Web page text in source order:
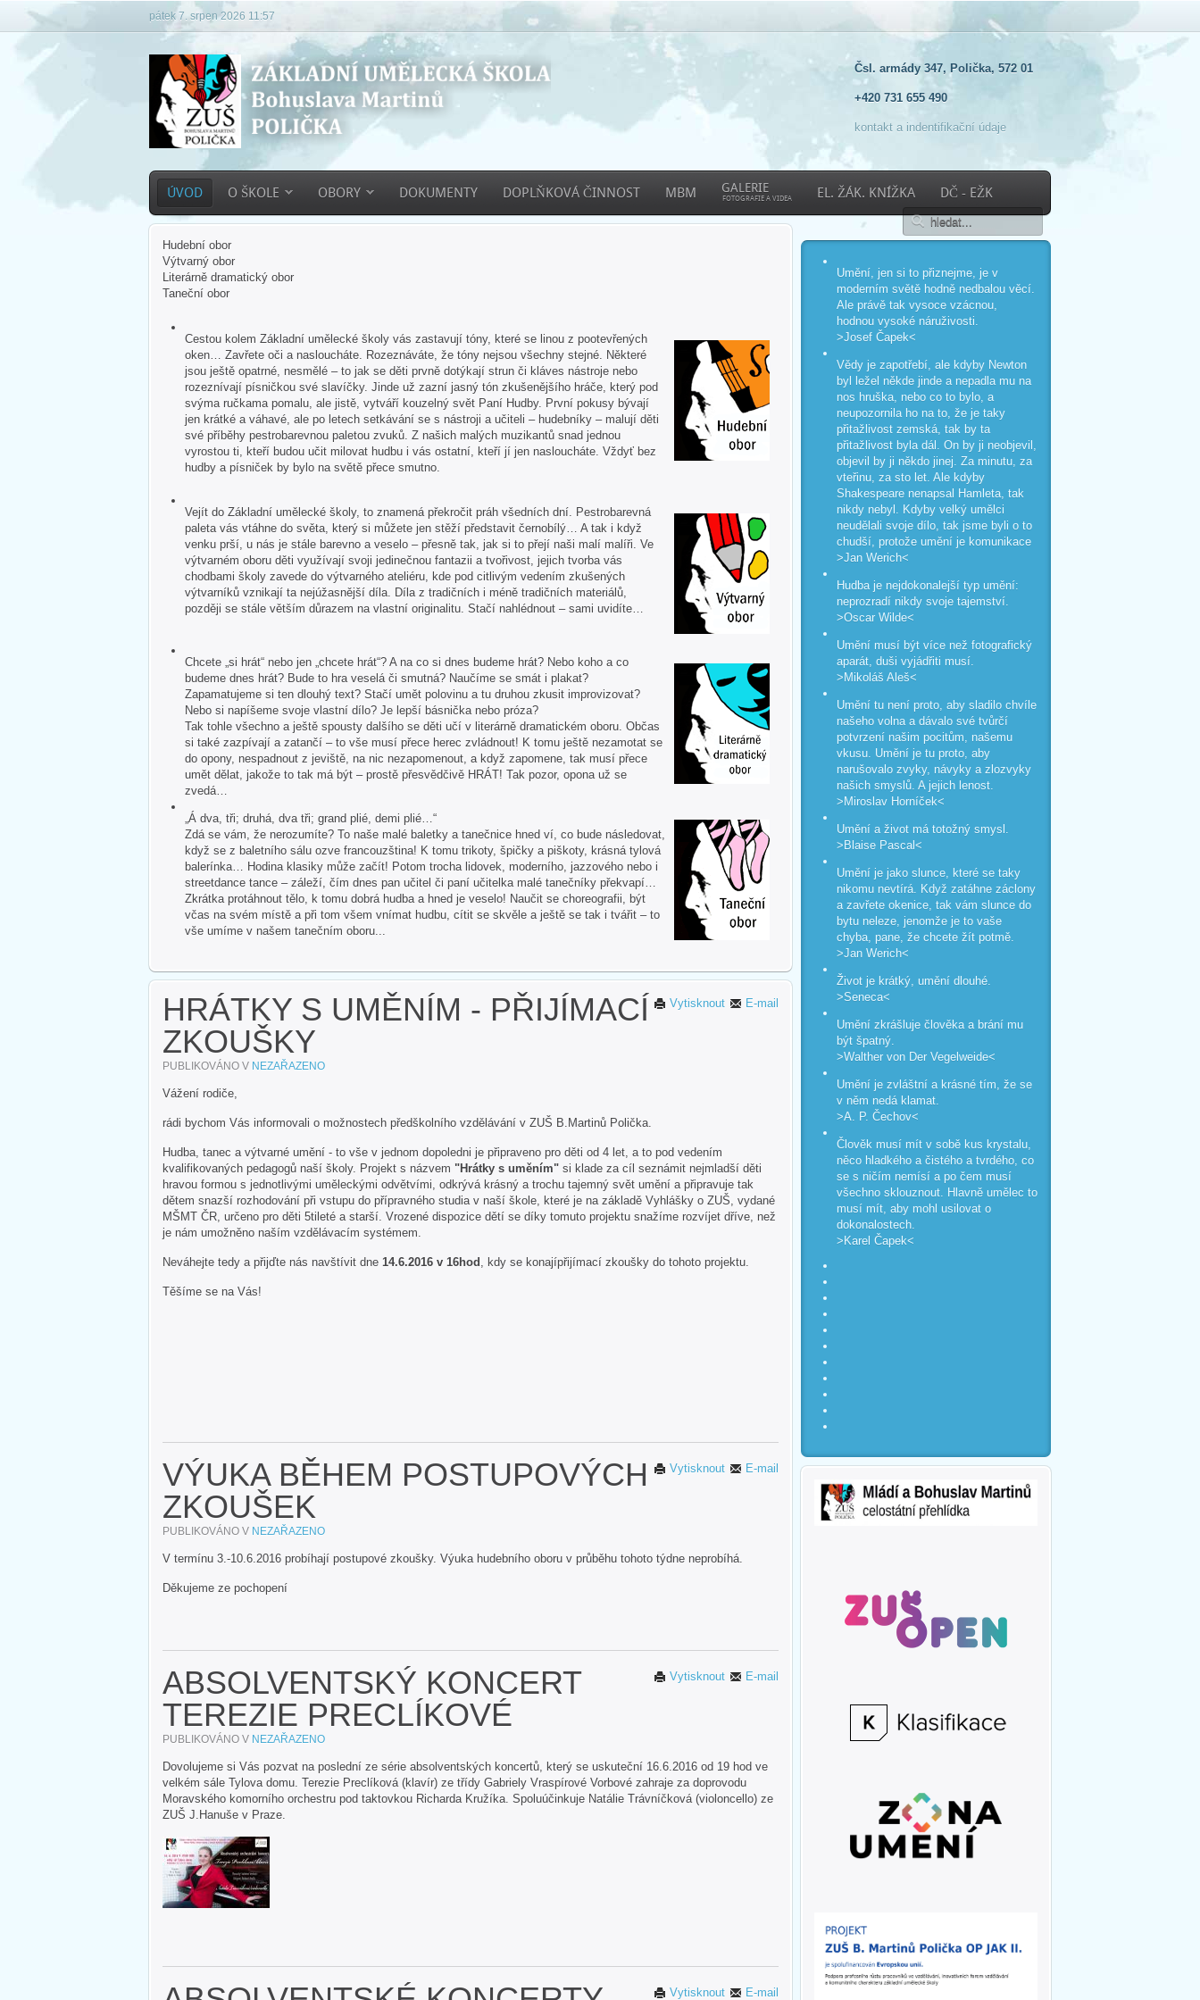
pátek 7. srpen 2026 11:57
Čsl. armády 347, Polička, 572 01
+420 731 655 490
kontakt a indentifikační údaje
ÚVOD O ŠKOLE OBORY DOKUMENTY DOPLŇKOVÁ ČINNOST MBM GALERIE
FOTOGRAFIE A VIDEA EL. ŽÁK. KNÍŽKA DČ - EŽK
Hudební obor
Výtvarný obor
Literárně dramatický obor
Taneční obor
Cestou kolem Základní umělecké školy vás zastavují tóny, které se linou z pootevřených
oken… Zavřete oči a nasloucháte. Rozeznáváte, že tóny nejsou všechny stejné. Některé
jsou ještě opatrné, nesmělé – to jak se děti prvně dotýkají strun či kláves nástroje nebo
rozeznívají písničkou své slavíčky. Jinde už zazní jasný tón zkušenějšího hráče, který pod
svýma ručkama pomalu, ale jistě, vytváří kouzelný svět Paní Hudby. První pokusy bývají
jen krátké a váhavé, ale po letech setkávání se s nástroji a učiteli – hudebníky – malují děti
své příběhy pestrobarevnou paletou zvuků. Z našich malých muzikantů snad jednou
vyrostou ti, kteří budou učit milovat hudbu i vás ostatní, kteří jí jen nasloucháte. Vždyť bez
hudby a písniček by bylo na světě přece smutno.
Vejít do Základní umělecké školy, to znamená překročit práh všedních dní. Pestrobarevná
paleta vás vtáhne do světa, který si můžete jen stěží představit černobílý… A tak i když
venku prší, u nás je stále barevno a veselo – přesně tak, jak si to přejí naši malí malíři. Ve
výtvarném oboru děti využívají svoji jedinečnou fantazii a tvořivost, jejich tvorba vás
chodbami školy zavede do výtvarného ateliéru, kde pod citlivým vedením zkušených
výtvarníků vznikají ta nejúžasnější díla. Díla z tradičních i méně tradičních materiálů,
později se stále větším důrazem na vlastní originalitu. Stačí nahlédnout – sami uvidíte…
Chcete „si hrát“ nebo jen „chcete hrát“? A na co si dnes budeme hrát? Nebo koho a co
budeme dnes hrát? Bude to hra veselá či smutná? Naučíme se smát i plakat?
Zapamatujeme si ten dlouhý text? Stačí umět polovinu a tu druhou zkusit improvizovat?
Nebo si napíšeme svoje vlastní dílo? Je lepší básnička nebo próza?
Tak tohle všechno a ještě spousty dalšího se děti učí v literárně dramatickém oboru. Občas
si také zazpívají a zatančí – to vše musí přece herec zvládnout! K tomu ještě nezamotat se
do opony, nespadnout z jeviště, na nic nezapomenout, a když zapomene, tak musí přece
umět dělat, jakože to tak má být – prostě přesvědčivě HRÁT! Tak pozor, opona už se
zvedá…
„Á dva, tři; druhá, dva tři; grand plié, demi plié…“
Zdá se vám, že nerozumíte? To naše malé baletky a tanečnice hned ví, co bude následovat,
když se z baletního sálu ozve francouzština! K tomu trikoty, špičky a piškoty, krásná tylová
balerínka… Hodina klasiky může začít! Potom trocha lidovek, moderního, jazzového nebo i
streetdance tance – záleží, čím dnes pan učitel či paní učitelka malé tanečníky překvapí…
Zkrátka protáhnout tělo, k tomu dobrá hudba a hned je veselo! Naučit se choreografii, být
včas na svém místě a při tom všem vnímat hudbu, cítit se skvěle a ještě se tak i tvářit – to
vše umíme v našem tanečním oboru...
E-mail
Vytisknout
HRÁTKY S UMĚNÍM - PŘIJÍMACÍ
ZKOUŠKY
PUBLIKOVÁNO V NEZAŘAZENO
Vážení rodiče,
rádi bychom Vás informovali o možnostech předškolního vzdělávání v ZUŠ B.Martinů Polička.
Hudba, tanec a výtvarné umění - to vše v jednom dopoledni je připraveno pro děti od 4 let, a to pod vedením
kvalifikovaných pedagogů naší školy. Projekt s názvem "Hrátky s uměním" si klade za cíl seznámit nejmladší děti
hravou formou s jednotlivými uměleckými odvětvími, odkrývá krásný a trochu tajemný svět umění a připravuje tak
dětem snazší rozhodování při vstupu do přípravného studia v naší škole, které je na základě Vyhlášky o ZUŠ, vydané
MŠMT ČR, určeno pro děti 5tileté a starší. Vrozené dispozice dětí se díky tomuto projektu snažíme rozvíjet dříve, než
je nám umožněno naším vzdělávacím systémem.
Neváhejte tedy a přijďte nás navštívit dne 14.6.2016 v 16hod , kdy se konajípřijímací zkoušky do tohoto projektu.
Těšíme se na Vás!
E-mail
Vytisknout
VÝUKA BĚHEM POSTUPOVÝCH
ZKOUŠEK
PUBLIKOVÁNO V NEZAŘAZENO
V termínu 3.-10.6.2016 probíhají postupové zkoušky. Výuka hudebního oboru v průběhu tohoto týdne neprobíhá.
Děkujeme ze pochopení
E-mail
Vytisknout
ABSOLVENTSKÝ KONCERT
TEREZIE PRECLÍKOVÉ
PUBLIKOVÁNO V NEZAŘAZENO
Dovolujeme si Vás pozvat na poslední ze série absolventských koncertů, který se uskuteční 16.6.2016 od 19 hod ve
velkém sále Tylova domu. Terezie Preclíková (klavír) ze třídy Gabriely Vraspírové Vorbové zahraje za doprovodu
Moravského komorního orchestru pod taktovkou Richarda Kružíka. Spoluúčinkuje Natálie Trávníčková (violoncello) ze
ZUŠ J.Hanuše v Praze.
E-mail
Vytisknout
Umění, jen si to přiznejme, je v
moderním světě hodně nedbalou věcí.
Ale právě tak vysoce vzácnou,
hodnou vysoké náruživosti.
>Josef Čapek<
Vědy je zapotřebí, ale kdyby Newton
byl ležel někde jinde a nepadla mu na
nos hruška, nebo co to bylo, a
neupozornila ho na to, že je taky
přitažlivost zemská, tak by ta
přitažlivost byla dál. On by ji neobjevil,
objevil by ji někdo jinej. Za minutu, za
vteřinu, za sto let. Ale kdyby
Shakespeare nenapsal Hamleta, tak
nikdy nebyl. Kdyby velký umělci
neudělali svoje dílo, tak jsme byli o to
chudší, protože umění je komunikace
>Jan Werich<
Hudba je nejdokonalejší typ umění:
neprozradí nikdy svoje tajemství.
>Oscar Wilde<
Umění musí být více než fotografický
aparát, duši vyjádřiti musí.
>Mikoláš Aleš<
Umění tu není proto, aby sladilo chvíle
našeho volna a dávalo své tvůrčí
potvrzení našim pocitům, našemu
vkusu. Umění je tu proto, aby
narušovalo zvyky, návyky a zlozvyky
našich smyslů. A jejich lenost.
>Miroslav Horníček<
Umění a život má totožný smysl.
>Blaise Pascal<
Umění je jako slunce, které se taky
nikomu nevtírá. Když zatáhne záclony
a zavřete okenice, tak vám slunce do
bytu neleze, jenomže je to vaše
chyba, pane, že chcete žít potmě.
>Jan Werich<
Život je krátký, umění dlouhé.
>Seneca<
Umění zkrášluje člověka a brání mu
být špatný.
>Walther von Der Vegelweide<
Umění je zvláštní a krásné tím, že se
v něm nedá klamat.
>A. P. Čechov<
Člověk musí mít v sobě kus krystalu,
něco hladkého a čistého a tvrdého, co
se s ničím nemísí a po čem musí
všechno sklouznout. Hlavně umělec to
musí mít, aby mohl usilovat o
dokonalostech.
>Karel Čapek<